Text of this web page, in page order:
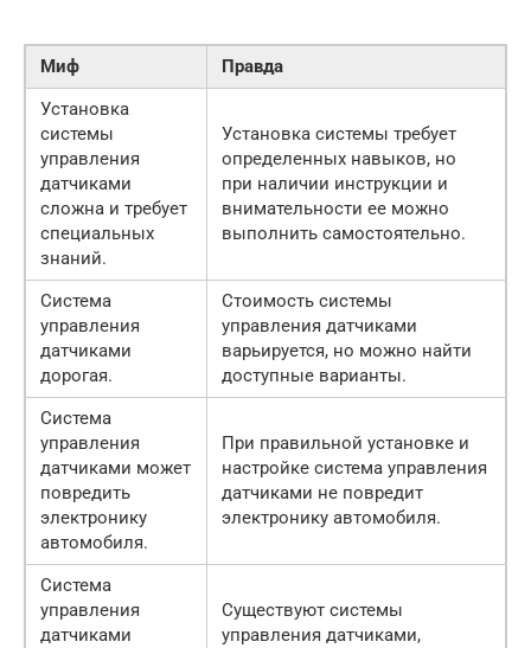
Миф
Правда
Установка
системы
управления
датчиками
сложна и требует
специальных
знаний.
Установка системы требует
определенных навыков, но
при наличии инструкции и
внимательности ее можно
выполнить самостоятельно.
Система
управления
датчиками
дорогая.
Стоимость системы
управления датчиками
варьируется, но можно найти
доступные варианты.
Система
управления
датчиками может
повредить
электронику
автомобиля.
При правильной установке и
настройке система управления
датчиками не повредит
электронику автомобиля.
Система
управления
датчиками
Существуют системы
управления датчиками,